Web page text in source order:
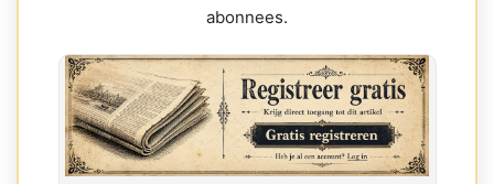
abonnees.